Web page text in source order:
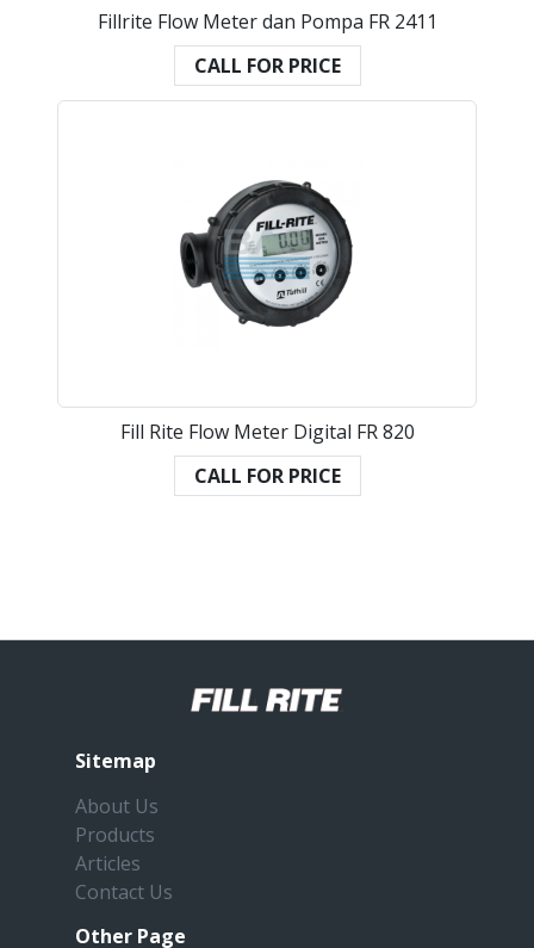
Fillrite Flow Meter dan Pompa FR 2411
CALL FOR PRICE
Fill Rite Flow Meter Digital FR 820
CALL FOR PRICE
Sitemap
About Us
Products
Articles
Contact Us
Other Page